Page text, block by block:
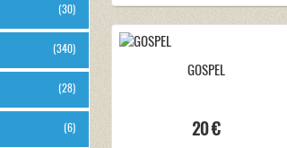
(30)
(340)
(28)
(6)
GOSPEL
20 €